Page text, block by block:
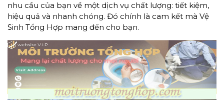
nhu cầu của bạn về một dịch vụ chất lượng: tiết kiệm,
hiệu quả và nhanh chóng. Đó chính là cam kết mà Vệ
Sinh Tổng Hợp mang đến cho bạn.